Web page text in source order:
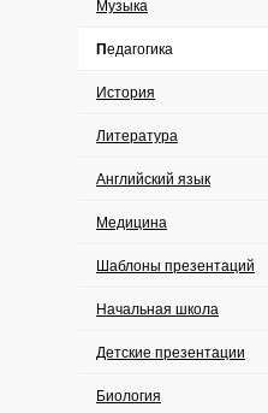
Музыка
Педагогика
История
Литература
Английский язык
Медицина
Шаблоны презентаций
Начальная школа
Детские презентации
Биология